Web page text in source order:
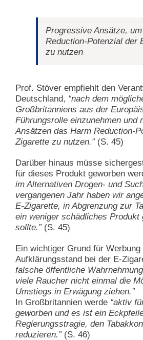
Progressive Ansätze,
Reduction-Potenzial der
zu nutzen
Prof. Stöver empfiehlt den
Deutschland, “nach dem
Großbritanniens aus der
Führungsrolle einzunehmen und
Ansätzen das Harm Reduction-
Zigarette zu nutzen.”(S. 45)
Darüber hinaus müsse
für dieses Produkt geworben
im Alternativen Drogen- und
vergangenen Jahr haben wir
E-Zigarette, in Abgrenzung zur
ein weniger schädliches Produkt
sollte.”(S. 45)
Ein wichtiger Grund für
Aufklärungsstand bei der E-
falsche öffentliche
viele Raucher nicht einmal die
Umstiegs in Erwägung ziehen.”
In Großbritannien werde “aktiv
geworben und es ist ein
Regierungsstragie, den
reduzieren.”(S. 46)